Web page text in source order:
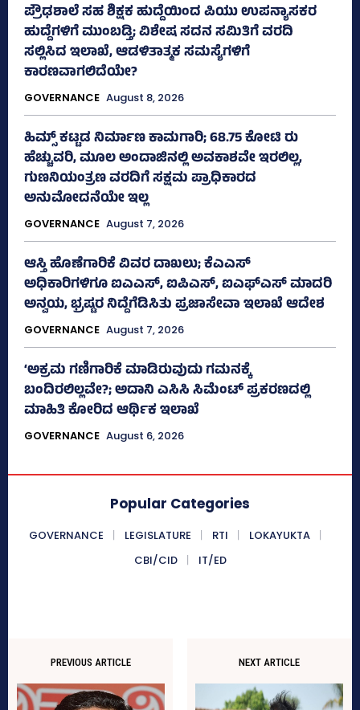
ಪ್ರೌಢಶಾಲೆ ಸಹ ಶಿಕ್ಷಕ ಹುದ್ದೆಯಿಂದ ಪಿಯು ಉಪನ್ಯಾಸಕರ
ಹುದ್ದೆಗಳಿಗೆ ಮುಂಬಡ್ತಿ; ವಿಶೇಷ ಸದನ ಸಮಿತಿಗೆ ವರದಿ
ಸಲ್ಲಿಸಿದ ಇಲಾಖೆ, ಆಡಳಿತಾತ್ಮಕ ಸಮಸ್ಯೆಗಳಿಗೆ
ಕಾರಣವಾಗಲಿದೆಯೇ?
GOVERNANCE August 8, 2026
ಹಿಮ್ಸ್‌ ಕಟ್ಟಡ ನಿರ್ಮಾಣ ಕಾಮಗಾರಿ; 68.75 ಕೋಟಿ ರು
ಹೆಚ್ಚುವರಿ, ಮೂಲ ಅಂದಾಜಿನಲ್ಲಿ ಅವಕಾಶವೇ ಇರಲಿಲ್ಲ,
ಗುಣನಿಯಂತ್ರಣ ವರದಿಗೆ ಸಕ್ಷಮ ಪ್ರಾಧಿಕಾರದ
ಅನುಮೋದನೆಯೇ ಇಲ್ಲ
GOVERNANCE August 7, 2026
ಆಸ್ತಿ ಹೊಣೆಗಾರಿಕೆ ವಿವರ ದಾಖಲು; ಕೆಎಎಸ್
ಅಧಿಕಾರಿಗಳಿಗೂ ಐಎಎಸ್‌, ಐಪಿಎಸ್‌, ಐಎಫ್‌ಎಸ್‌ ಮಾದರಿ
ಅನ್ವಯ, ಭ್ರಷ್ಟರ ನಿದ್ದೆಗೆಡಿಸಿತು ಪ್ರಜಾಸೇವಾ ಇಲಾಖೆ ಆದೇಶ
GOVERNANCE August 7, 2026
‘ಅಕ್ರಮ ಗಣಿಗಾರಿಕೆ ಮಾಡಿರುವುದು ಗಮನಕ್ಕೆ
ಬಂದಿರಲಿಲ್ಲವೇ?; ಅದಾನಿ ಎಸಿಸಿ ಸಿಮೆಂಟ್ ಪ್ರಕರಣದಲ್ಲಿ
ಮಾಹಿತಿ ಕೋರಿದ ಆರ್ಥಿಕ ಇಲಾಖೆ
GOVERNANCE August 6, 2026
Popular Categories
GOVERNANCE LEGISLATURE RTI
LOKAYUKTA
CBI/CID
IT/ED
PREVIOUS ARTICLE NEXT ARTICLE